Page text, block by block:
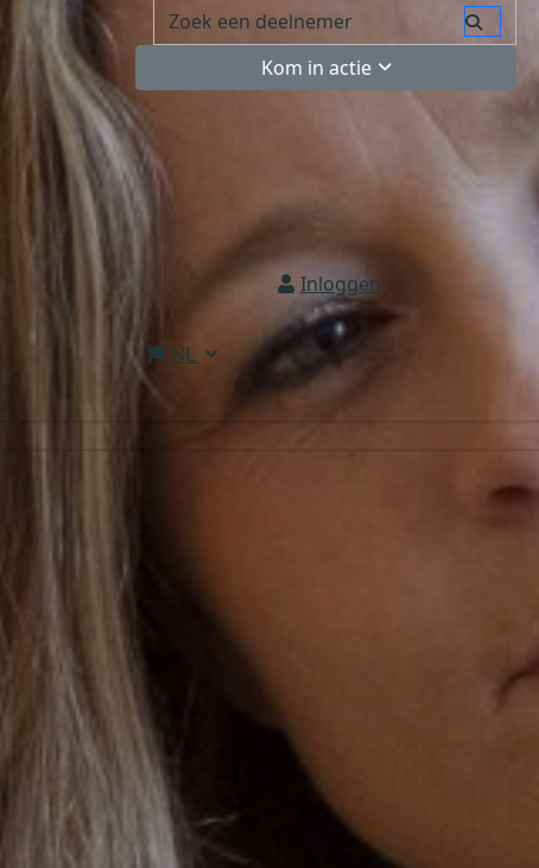
Kom in actie
Inloggen
NL